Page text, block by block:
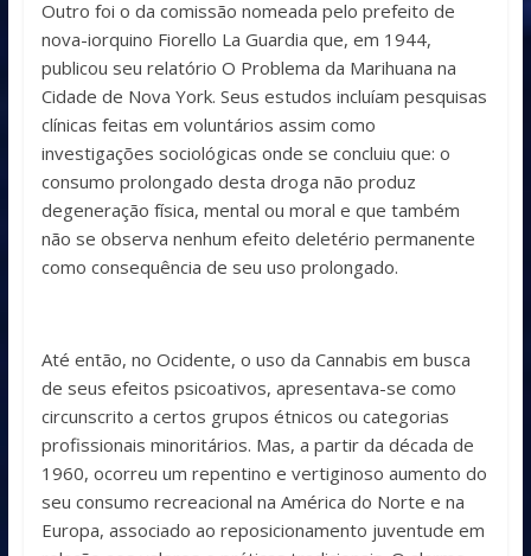
Outro foi o da comissão nomeada pelo prefeito de
nova-iorquino Fiorello La Guardia que, em 1944,
publicou seu relatório O Problema da Marihuana na
Cidade de Nova York. Seus estudos incluíam pesquisas
clínicas feitas em voluntários assim como
investigações sociológicas onde se concluiu que: o
consumo prolongado desta droga não produz
degeneração física, mental ou moral e que também
não se observa nenhum efeito deletério permanente
como consequência de seu uso prolongado.
Até então, no Ocidente, o uso da Cannabis em busca
de seus efeitos psicoativos, apresentava-se como
circunscrito a certos grupos étnicos ou categorias
profissionais minoritários. Mas, a partir da década de
1960, ocorreu um repentino e vertiginoso aumento do
seu consumo recreacional na América do Norte e na
Europa, associado ao reposicionamento juventude em